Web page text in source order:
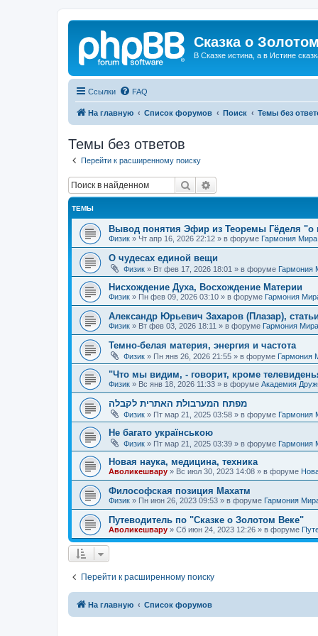
Сказка о
В Сказке истина, а в Истине
Ссылки FAQ
На главную Список форумов Поиск Темы без
Темы без ответов
Перейти к расширенному поиску
Поиск
ТЕМЫ
Вывод понятия Эфир из Теоремы Гёделя "о
Физик » Чт апр 16, 2026 22:12 » в форуме Гармония Мира
О чудесах единой вещи
Физик » Вт фев 17, 2026 18:01 » в форуме Гармония
Нисхождение Духа, Восхождение Материи
Физик » Пн фев 09, 2026 03:10 » в форуме Гармония
Александр Юрьевич Захаров (Плазар), статьи
Физик » Вт фев 03, 2026 18:11 » в форуме Гармония Мира
Темно-белая материя, энергия и частота
Физик » Пн янв 26, 2026 21:55 » в форуме Гармония
"Что мы видим, - говорит, кроме
Физик » Вс янв 18, 2026 11:33 » в форуме Академия
מפתח המערבולת האתרית לקבלה
Физик » Пт мар 21, 2025 03:58 » в форуме Гармония
Не багато українською
Физик » Пт мар 21, 2025 03:39 » в форуме Гармония
Новая наука, медицина, техника
Аволикешвару » Вс июл 30, 2023 14:08 » в форуме
Философская позиция Махатм
Физик » Пн июн 26, 2023 09:53 » в форуме Гармония
Путеводитель по "Сказке о Золотом Веке"
Аволикешвару » Сб июн 24, 2023 12:26 » в форуме
Перейти к расширенному поиску
На главную Список форумов